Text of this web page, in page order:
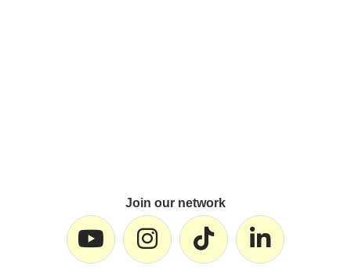
Join our network